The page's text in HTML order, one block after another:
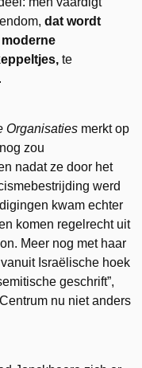
dat wordt
te
Organisaties merkt op
zou
nadat ze door het
werd
kwam echter
komen regelrecht uit
Meer nog met haar
Israëlische hoek
geschrift”,
nu niet anders